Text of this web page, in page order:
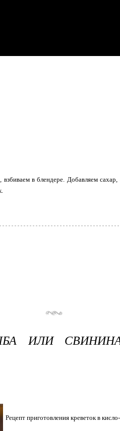
в блендере. Добавляем
ИЛИ
Рецепт приготовления креветок в